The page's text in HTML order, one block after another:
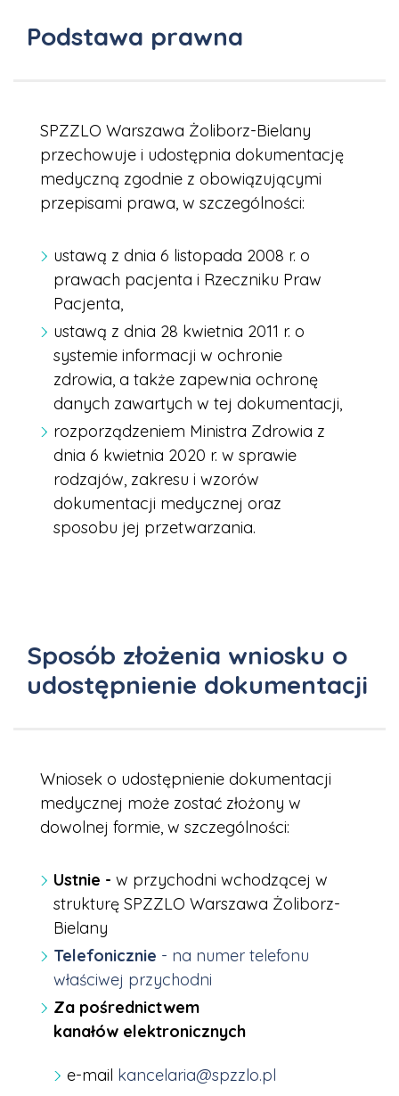
Podstawa prawna
SPZZLO Warszawa Żoliborz-Bielany
przechowuje i udostępnia dokumentację
medyczną zgodnie z obowiązującymi
przepisami prawa, w szczególności:
ustawą z dnia 6 listopada 2008 r. o
prawach pacjenta i Rzeczniku Praw
Pacjenta,
ustawą z dnia 28 kwietnia 2011 r. o
systemie informacji w ochronie
zdrowia, a także zapewnia ochronę
danych zawartych w tej dokumentacji,
rozporządzeniem Ministra Zdrowia z
dnia 6 kwietnia 2020 r. w sprawie
rodzajów, zakresu i wzorów
dokumentacji medycznej oraz
sposobu jej przetwarzania.
Sposób złożenia wniosku o
udostępnienie dokumentacji
Wniosek o udostępnienie dokumentacji
medycznej może zostać złożony w
dowolnej formie, w szczególności:
Ustnie - w przychodni wchodzącej w
strukturę SPZZLO Warszawa Żoliborz-
Bielany
Telefonicznie - na numer telefonu
właściwej przychodni
Za pośrednictwem
kanałów elektronicznych
e-mail kancelaria@spzzlo.pl